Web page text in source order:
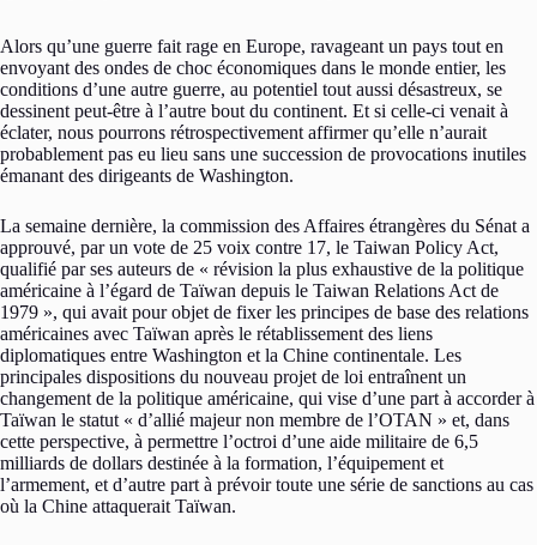
Alors qu’une guerre fait rage en Europe, ravageant un pays tout en
envoyant des ondes de choc économiques dans le monde entier, les
conditions d’une autre guerre, au potentiel tout aussi désastreux, se
dessinent peut-être à l’autre bout du continent. Et si celle-ci venait à
éclater, nous pourrons rétrospectivement affirmer qu’elle n’aurait
probablement pas eu lieu sans une succession de provocations inutiles
émanant des dirigeants de Washington.
La semaine dernière, la commission des Affaires étrangères du Sénat a
approuvé, par un vote de 25 voix contre 17, le Taiwan Policy Act,
qualifié par ses auteurs de « révision la plus exhaustive de la politique
américaine à l’égard de Taïwan depuis le Taiwan Relations Act de
1979 », qui avait pour objet de fixer les principes de base des relations
américaines avec Taïwan après le rétablissement des liens
diplomatiques entre Washington et la Chine continentale. Les
principales dispositions du nouveau projet de loi entraînent un
changement de la politique américaine, qui vise d’une part à accorder à
Taïwan le statut « d’allié majeur non membre de l’OTAN » et, dans
cette perspective, à permettre l’octroi d’une aide militaire de 6,5
milliards de dollars destinée à la formation, l’équipement et
l’armement, et d’autre part à prévoir toute une série de sanctions au cas
où la Chine attaquerait Taïwan.